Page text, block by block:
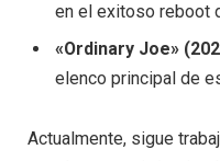
en el exitoso reboot
«Ordinary Joe»
elenco principal de
Actualmente, sigue